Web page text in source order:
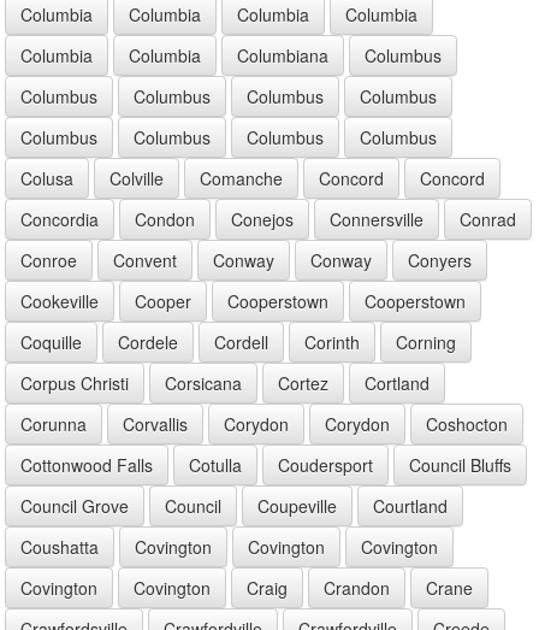
Columbia
Columbia Columbia
Columbia
Columbia
Columbia Columbiana
Columbus
Columbus
Columbus Columbus
Columbus
Columbus
Columbus Columbus
Columbus
Colusa
Colville Comanche Concord
Concord
Concordia
Condon Conejos Connersville
Conrad
Conroe
Convent Conway Conway
Conyers
Cookeville
Cooper Cooperstown
Cooperstown
Coquille
Cordele Cordell Corinth
Corning
Corpus Christi
Corsicana Cortez
Cortland
Corunna
Corvallis Corydon Corydon
Coshocton
Cottonwood Falls
Cotulla Coudersport
Council Bluffs
Council Grove
Council Coupeville
Courtland
Coushatta
Covington Covington
Covington
Covington
Covington Craig Crandon
Crane